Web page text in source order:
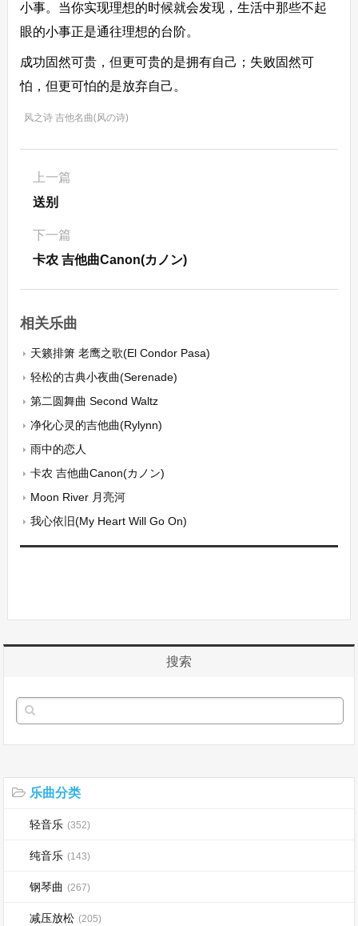
小事。当你实现理想的时候就会发现，生活中那些不起
眼的小事正是通往理想的台阶。
成功固然可贵，但更可贵的是拥有自己；失败固然可
怕，但更可怕的是放弃自己。
风之诗 吉他名曲(风の诗)
上一篇
送别
下一篇
卡农 吉他曲Canon(カノン)
相关乐曲
天籁排箫 老鹰之歌(El Condor Pasa)
轻松的古典小夜曲(Serenade)
第二圆舞曲 Second Waltz
净化心灵的吉他曲(Rylynn)
雨中的恋人
卡农 吉他曲Canon(カノン)
Moon River 月亮河
我心依旧(My Heart Will Go On)
搜索
乐曲分类
轻音乐 (352)
纯音乐 (143)
钢琴曲 (267)
减压放松 (205)